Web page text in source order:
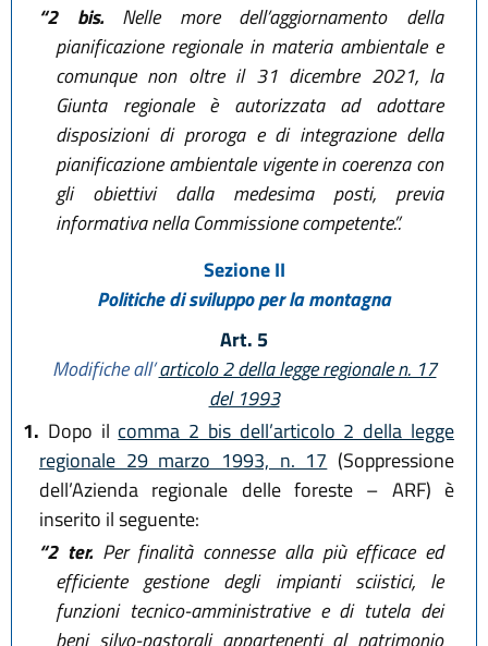
“2 bis.Nelle more dell’aggiornamento della
pianificazione regionale in materia ambientale e
comunque non oltre il 31 dicembre 2021, la
Giunta regionale è autorizzata ad adottare
disposizioni di proroga e di integrazione della
pianificazione ambientale vigente in coerenza con
gli obiettivi dalla medesima posti, previa
informativa nella Commissione competente.”.
Sezione II
Politiche di sviluppo per la montagna
Art. 5
Modifiche all’articolo 2 della legge regionale n. 17
del 1993
1. Dopo il comma 2 bis dell’articolo 2 della legge
regionale 29 marzo 1993, n. 17 (Soppressione
dell’Azienda regionale delle foreste – ARF) è
inserito il seguente:
“2 ter.Per finalità connesse alla più efficace ed
efficiente gestione degli impianti sciistici, le
funzioni tecnico-amministrative e di tutela dei
beni silvo-pastorali appartenenti al patrimonio